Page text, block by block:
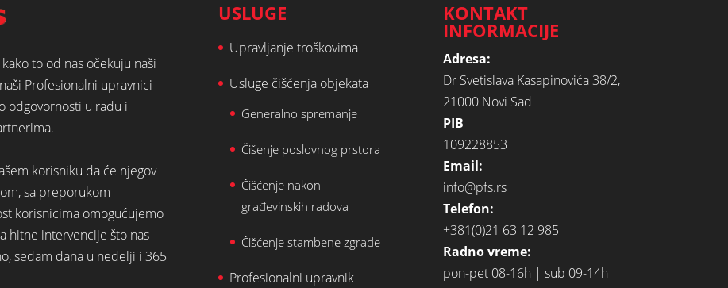
to od nas očekuju naši
Profesionalni upravnici
odgovornosti u radu i
korisniku da će njegov
sa preporukom
korisnicima omogućujemo
hitne intervencije što nas
sedam dana u nedelji i 365
USLUGE
Upravljanje troškovima
Usluge čišćenja objekata
Generalno spremanje
Čišenje poslovnog prstora
Čišćenje nakon
građevinskih radova
Čišćenje stambene zgrade
Profesionalni upravnik
KONTAKT
INFORMACIJE
Adresa:
Dr Svetislava Kasapinovića 38/2,
21000 Novi Sad
PIB
109228853
Email:
info@pfs.rs
Telefon:
+381(0)21 63 12 985
Radno vreme:
pon-pet 08-16h | sub 09-14h